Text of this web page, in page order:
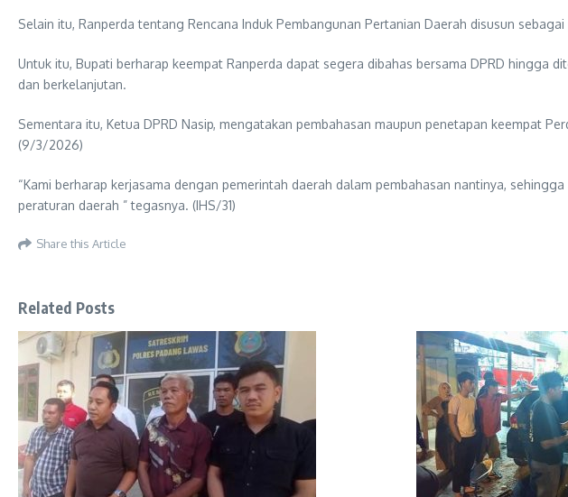
Selain itu, Ranperda tentang Rencana Induk Pembangunan Pertanian Daerah disusun
Untuk itu, Bupati berharap keempat Ranperda dapat segera dibahas bersama DPRD hingga
dan berkelanjutan.
Sementara itu, Ketua DPRD Nasip, mengatakan pembahasan maupun penetapan keempat
(9/3/2026)
“Kami berharap kerjasama dengan pemerintah daerah dalam pembahasan nantinya,
peraturan daerah ” tegasnya. (IHS/31)
Share this Article
Related Posts